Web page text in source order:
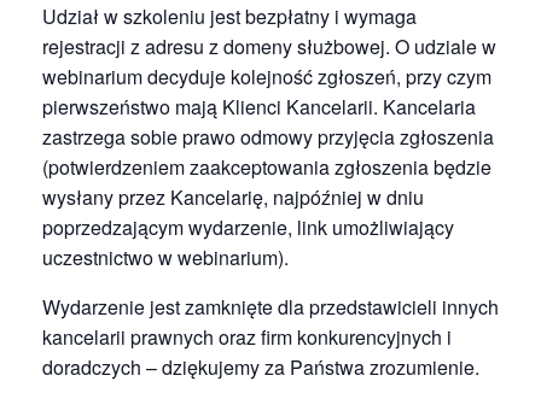
Udział w szkoleniu jest bezpłatny i wymaga
rejestracji z adresu z domeny służbowej. O udziale w
webinarium decyduje kolejność zgłoszeń, przy czym
pierwszeństwo mają Klienci Kancelarii. Kancelaria
zastrzega sobie prawo odmowy przyjęcia zgłoszenia
(potwierdzeniem zaakceptowania zgłoszenia będzie
wysłany przez Kancelarię, najpóźniej w dniu
poprzedzającym wydarzenie, link umożliwiający
uczestnictwo w webinarium).
Wydarzenie jest zamknięte dla przedstawicieli innych
kancelarii prawnych oraz firm konkurencyjnych i
doradczych – dziękujemy za Państwa zrozumienie.